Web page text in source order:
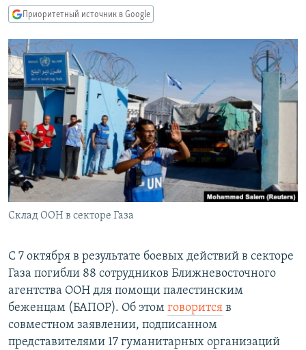
главной
навигации
Вернутся
поиску
IDEL.РЕАЛИИ
КАВКАЗ.РЕАЛИИ
СЕВЕР.РЕАЛИИ
СИБИРЬ.РЕАЛИИ
РАСПИСАНИЕ ВЕЩАНИЯ
ПОДПИШИТЕСЬ НА РАССЫЛКУ
СОЦИАЛЬНЫЕ СЕТИ
Все сайты РСЕ/РС
Приоритетный источник в Google
Склад ООН в секторе Газа
С 7 октября в результате боевых действий в секторе
Газа погибли 88 сотрудников Ближневосточного
агентства ООН для помощи палестинским
беженцам (БАПОР). Об этом говорится в
совместном заявлении, подписанном
представителями 17 гуманитарных организаций